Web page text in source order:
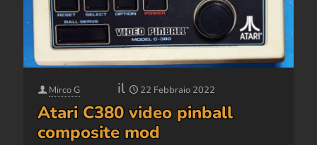
Mirco G il 22 Febbraio 2022
Atari C380 video pinball
composite mod